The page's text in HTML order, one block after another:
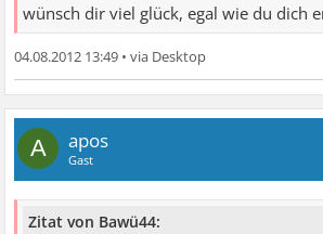
wünsch dir viel glück, egal wie du dich
04.08.2012 13:49 •
A apos
Gast
Zitat von Bawü44: